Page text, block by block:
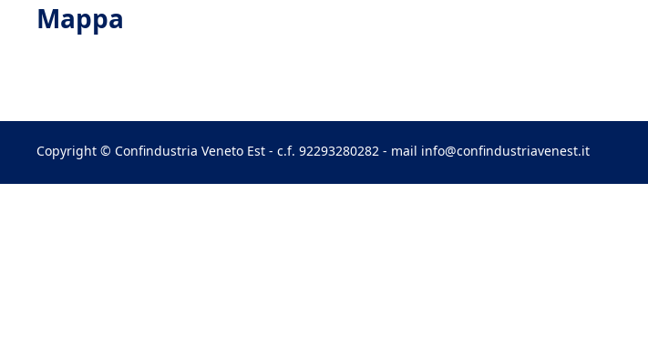
Mappa
Copyright © Confindustria Veneto Est - c.f. 92293280282 - mail info@confindustriavenest.it